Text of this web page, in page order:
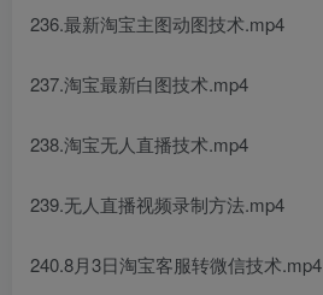
236.最新淘宝主图动图技术.mp4
237.淘宝最新白图技术.mp4
238.淘宝无人直播技术.mp4
239.无人直播视频录制方法.mp4
240.8月3日淘宝客服转微信技术.mp4